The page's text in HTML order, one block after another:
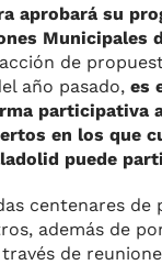
aprobará su
Municipales
de
año pasado, es
participativa
en los que
puede
centenares de
además de
de